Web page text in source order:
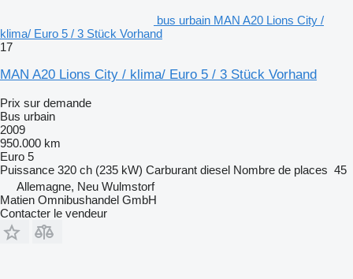
bus urbain MAN A20 Lions City /
klima/ Euro 5 / 3 Stück Vorhand
17
MAN A20 Lions City / klima/ Euro 5 / 3 Stück Vorhand
Prix sur demande
Bus urbain
2009
950.000 km
Euro 5
Puissance 320 ch (235 kW) Carburant diesel Nombre de places 45
Allemagne, Neu Wulmstorf
Matien Omnibushandel GmbH
Contacter le vendeur